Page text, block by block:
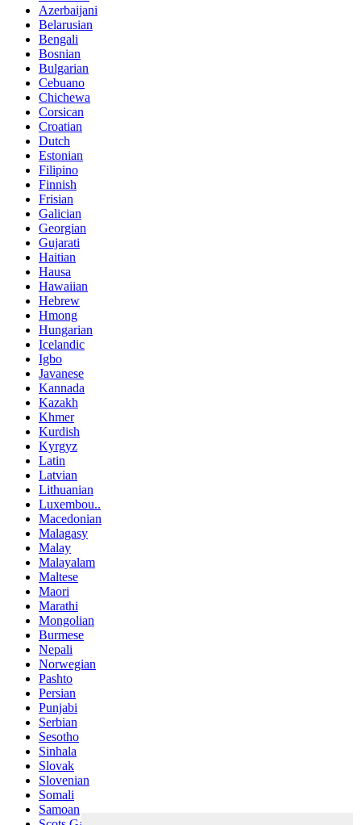
Azerbaijani
Belarusian
Bengali
Bosnian
Bulgarian
Cebuano
Chichewa
Corsican
Croatian
Dutch
Estonian
Filipino
Finnish
Frisian
Galician
Georgian
Gujarati
Haitian
Hausa
Hawaiian
Hebrew
Hmong
Hungarian
Icelandic
Igbo
Javanese
Kannada
Kazakh
Khmer
Kurdish
Kyrgyz
Latin
Latvian
Lithuanian
Luxembou..
Macedonian
Malagasy
Malay
Malayalam
Maltese
Maori
Marathi
Mongolian
Burmese
Nepali
Norwegian
Pashto
Persian
Punjabi
Serbian
Sesotho
Sinhala
Slovak
Slovenian
Somali
Samoan